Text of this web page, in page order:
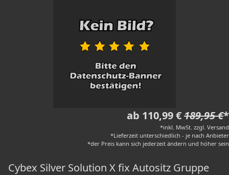
ab 110,99 €189,95 €*
*inkl. MwSt. zzgl. Versand
*Lieferzeit unterschiedlich - je nach Anbieter
*der Preis kann sich jederzeit ändern und höher sein
Cybex Silver Solution X fix Autositz Gruppe